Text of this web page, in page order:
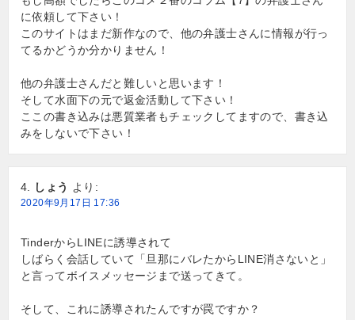
に依頼して下さい！
このサイトはまだ新作なので、他の弁護士さんに情報が行っ
てるかどうか分かりません！
他の弁護士さんだと難しいと思います！
そして水面下の元で返金活動して下さい！
ここの書き込みは悪質業者もチェックしてますので、書き込
みをしないで下さい！
しょう より:
2020年9月17日 17:36
TinderからLINEに誘導されて
しばらく会話していて「旦那にバレたからLINE消さないと」
と言ってボイスメッセージまで送ってきて。
そして、これに誘導されたんですが罠ですか？